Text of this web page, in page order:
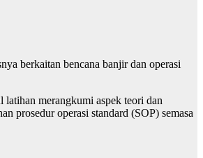
berkaitan bencana banjir dan operasi
merangkumi aspek teori dan
prosedur operasi standard (SOP) semasa